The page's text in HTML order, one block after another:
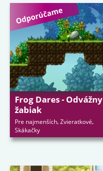
Frog Dares - Odvážny
žabiak
Pre najmenších,Zvieratkové,
Skákačky